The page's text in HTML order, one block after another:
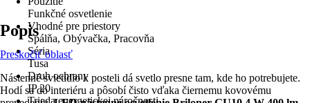
Funkčné osvetlenie
Vhodné pre priestory
Spálňa, Obývačka, Pracovňa
Séria
Tusa
Druh ochrany
IP 20
Trieda energetickej náročnosti
Popis
Preskočiť oblasť
Nástenné svietidlo k posteli dá svetlo presne tam, kde ho potrebujete.
Hodí sa do interiéru a pôsobí čisto vďaka čiernemu kovovému